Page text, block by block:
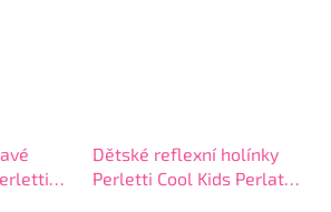
Dětské reflexní holínky
Perletti Cool Kids Perlato